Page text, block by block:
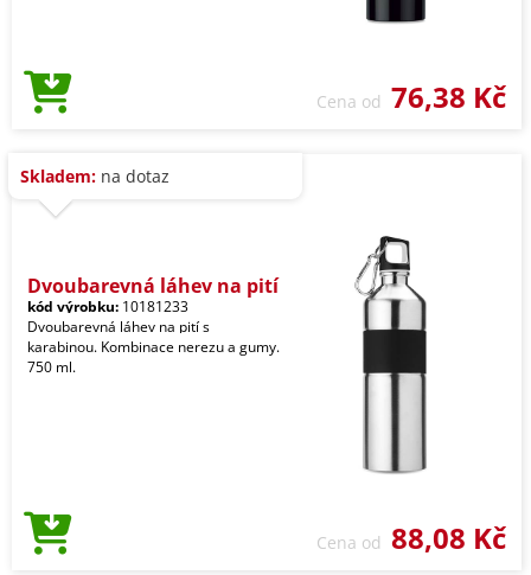
Cena od 76,38 Kč
Skladem: na dotaz
Dvoubarevná láhev na pití
kód výrobku: 10181233
Dvoubarevná láhev na pití s
karabinou. Kombinace nerezu a gumy.
750 ml.
Cena od 88,08 Kč